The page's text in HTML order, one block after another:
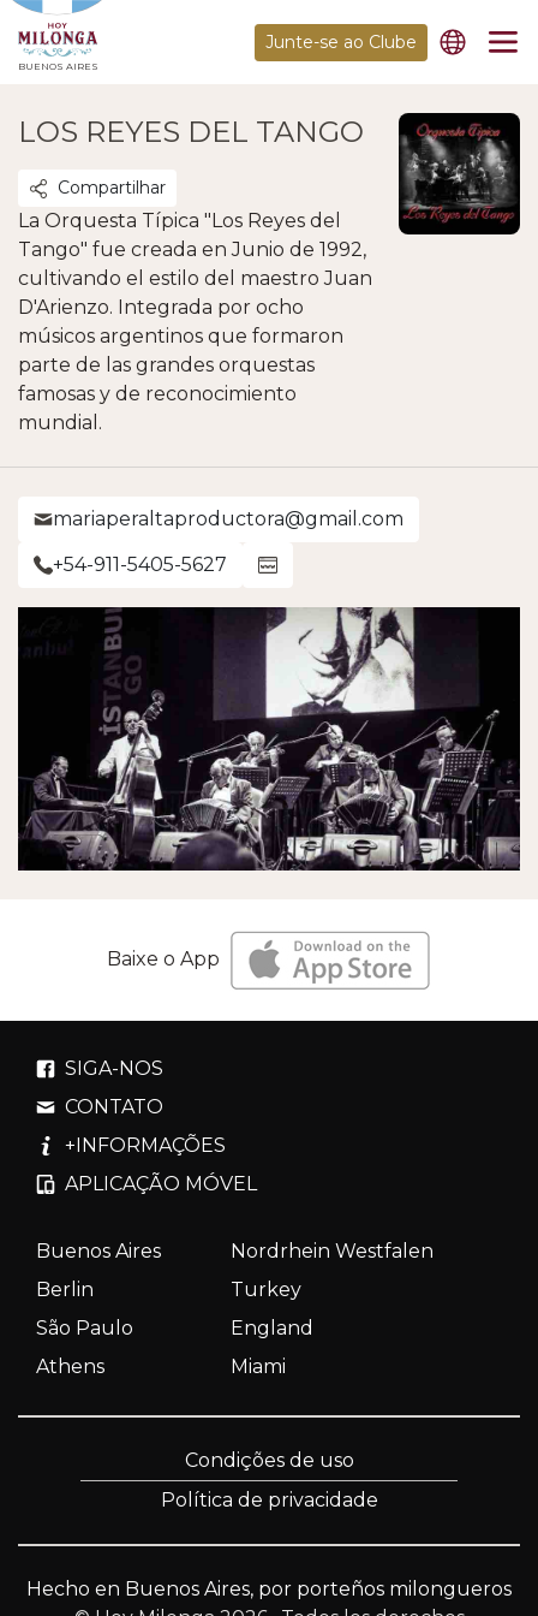
BUENOS AIRES
Junte-se ao Clube
LOS REYES DEL TANGO
Compartilhar
La Orquesta Típica "Los Reyes del
Tango" fue creada en Junio de 1992,
cultivando el estilo del maestro Juan
D'Arienzo. Integrada por ocho
músicos argentinos que formaron
parte de las grandes orquestas
famosas y de reconocimiento
mundial.
mariaperaltaproductora@gmail.com
+54-911-5405-5627
Baixe o App
SIGA-NOS
CONTATO
+INFORMAÇÕES
APLICAÇÃO MÓVEL
Buenos Aires
Nordrhein Westfalen
Berlin
Turkey
São Paulo
England
Athens
Miami
Condições de uso
Política de privacidade
Hecho en Buenos Aires, por porteños milongueros